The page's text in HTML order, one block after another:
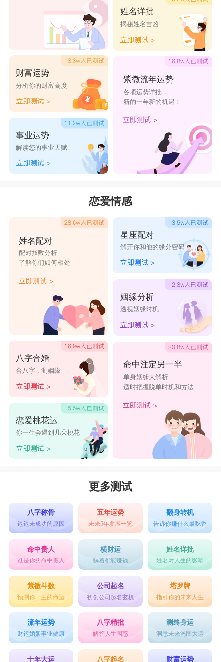
财富运势
分析你的财富高度
事业运势
解读您的事业天赋
姓名详批
揭秘姓名吉凶
紫微流年运势
各项运势详批，
新的一年新的机遇！
恋爱情感
姓名配对
配对指数分析
了解你们如何相处
八字合婚
合八字，测姻缘
恋爱桃花运
你一生会遇到几朵桃花
星座配对
解开你和他的缘分密码
姻缘分析
透视姻缘时机
命中注定另一半
单身姻缘大解析
适时把握脱单时机和方法
更多测试
八字称骨
迟迟未成功的原因
五年运势
未来5年发展一览
翻身转机
告诉你赚什么最吃香
命中贵人
谁是你的命中贵人
横财运
躺着都能赚钱
姓名详批
姓名对人生的影响
紫微斗数
预测你一生的命运
公司起名
初创公司起名玄机
塔罗牌
指引你的未来人生
流年运势
财运婚姻事业健康
八字精批
解答人生困惑
测终身运
洞悉未来鸿图大运
十年大运 八字起名 财富运势